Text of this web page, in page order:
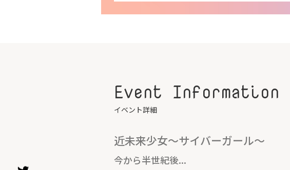
Event Information
イベント詳細
近未来少女～サイバーガール～
今から半世紀後...